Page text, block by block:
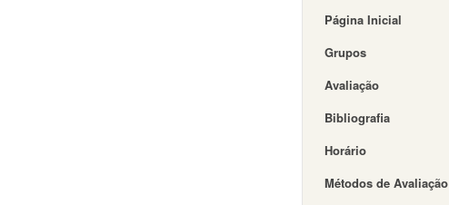
Página Inicial
Grupos
Avaliação
Bibliografia
Horário
Métodos de Avaliação